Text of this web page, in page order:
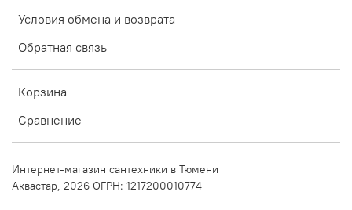
Условия обмена и возврата
Обратная связь
Корзина
Сравнение
Интернет-магазин сантехники в Тюмени
Аквастар, 2026 ОГРН: 1217200010774